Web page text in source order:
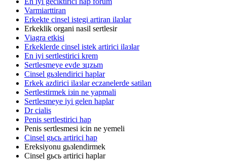
Varmiarttiran
Erkekte cinsel istegi artiran ilaзlar
Erkeklik organi nasil sertlesir
Viagra etkisi
Erkeklerde cinsel istek artirici ilaзlar
En iyi sertlestirici krem
Sertlesmeye evde зцzьm
Cinsel gьзlendirici haplar
Erkek azdirici ilaзlar eczanelerde satilan
Sertlestirmek iзin ne yapmali
Sertlesmeye iyi gelen haplar
Dr cialis
Penis sertlestirici hap
Penis sertlesmesi icin ne yemeli
Cinsel gьcь artirici hap
Ereksiyonu gьзlendirmek
Cinsel gьcь artirici haplar